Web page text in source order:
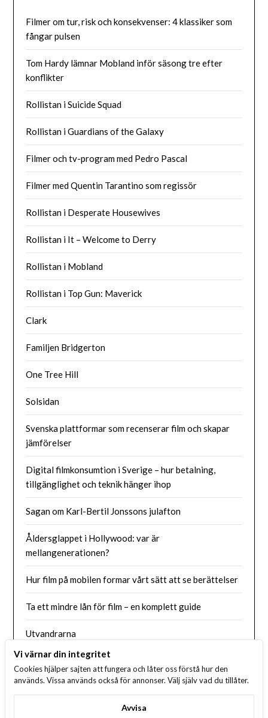
Filmer om tur, risk och konsekvenser: 4 klassiker som
fångar pulsen
Tom Hardy lämnar Mobland inför säsong tre efter
konflikter
Rollistan i Suicide Squad
Rollistan i Guardians of the Galaxy
Filmer och tv-program med Pedro Pascal
Filmer med Quentin Tarantino som regissör
Rollistan i Desperate Housewives
Rollistan i It – Welcome to Derry
Rollistan i Mobland
Rollistan i Top Gun: Maverick
Clark
Familjen Bridgerton
One Tree Hill
Solsidan
Svenska plattformar som recenserar film och skapar
jämförelser
Digital filmkonsumtion i Sverige – hur betalning,
tillgänglighet och teknik hänger ihop
Sagan om Karl-Bertil Jonssons julafton
Åldersglappet i Hollywood: var är
mellangenerationen?
Hur film på mobilen formar vårt sätt att se berättelser
Ta ett mindre lån för film – en komplett guide
Utvandrarna
Så jävla easy going
Vi värnar din integritet
Cookies hjälper sajten att fungera och låter oss förstå hur den
används. Vissa används också för annonser. Välj själv vad du tillåter.
Avvisa